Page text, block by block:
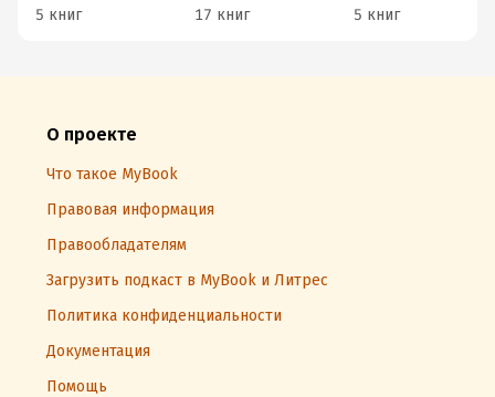
5 книг 17 книг 5 книг
О проекте
Что такое MyBook
Правовая информация
Правообладателям
Загрузить подкаст в MyBook и Литрес
Политика конфиденциальности
Документация
Помощь